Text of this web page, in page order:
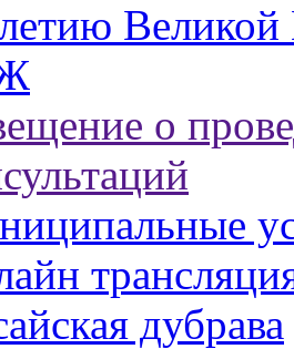
о
дубрава